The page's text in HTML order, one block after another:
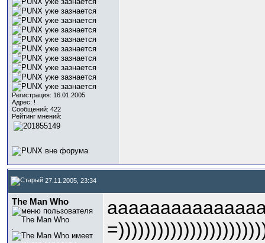
Регистрация: 16.01.2005
Адрес: !
Сообщений: 422
Рейтинг мнений:
27.11.2005, 23:34
The Man Who